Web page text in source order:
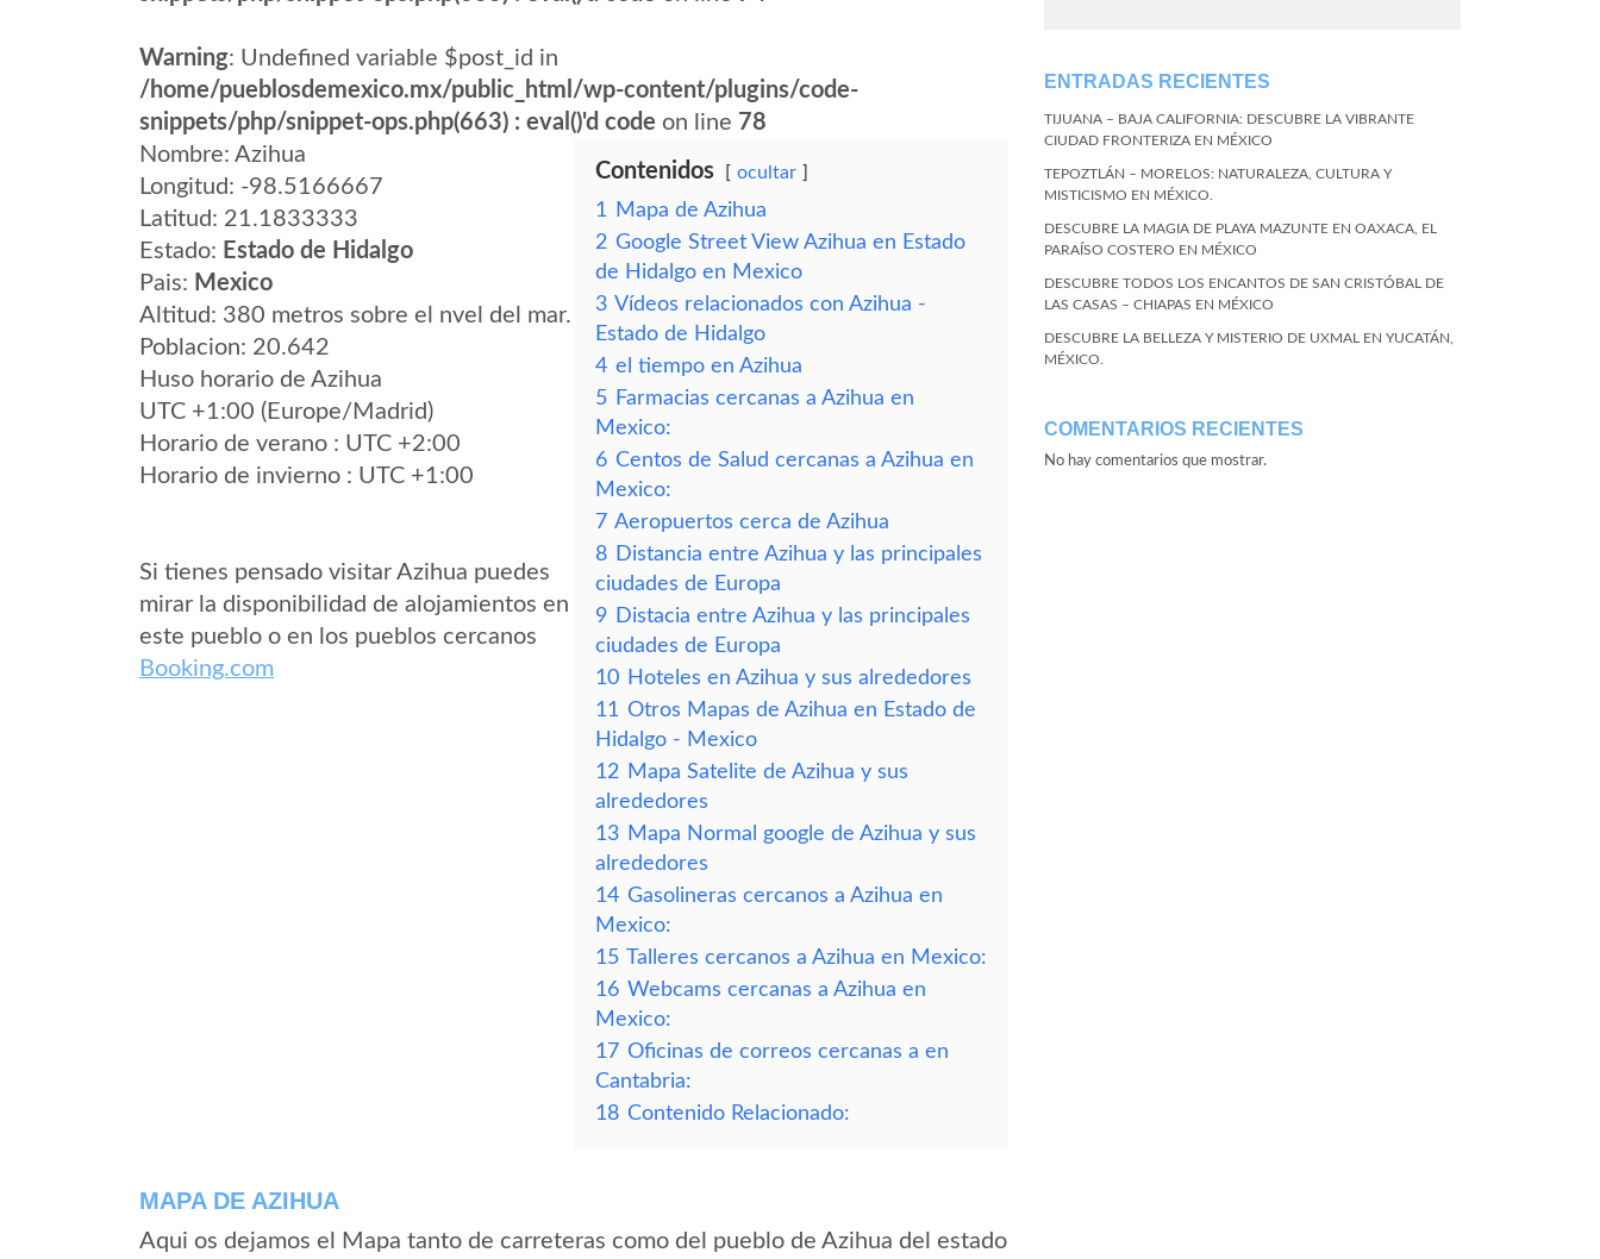
Warning: Undefined variable $post_id in
/home/pueblosdemexico.mx/public_html/wp-content/plugins/code-
snippets/php/snippet-ops.php(663) : eval()'d code on line 78
Nombre: Azihua
Longitud: -98.5166667
Latitud: 21.1833333
Estado: Estado de Hidalgo
Pais: Mexico
Altitud: 380 metros sobre el nvel del mar.
Poblacion: 20.642
Huso horario de Azihua
UTC +1:00 (Europe/Madrid)
Horario de verano : UTC +2:00
Horario de invierno : UTC +1:00
Si tienes pensado visitar Azihua puedes
mirar la disponibilidad de alojamientos en
este pueblo o en los pueblos cercanos
Booking.com
Contenidos ocultar
1
Mapa de Azihua
2 Google Street View Azihua en Estado
de Hidalgo en Mexico
3 Vídeos relacionados con Azihua -
Estado de Hidalgo
4 el tiempo en Azihua
5 Farmacias cercanas a Azihua en
Mexico:
6 Centos de Salud cercanas a Azihua en
Mexico:
7 Aeropuertos cerca de Azihua
8 Distancia entre Azihua y las principales
ciudades de Europa
9 Distacia entre Azihua y las principales
ciudades de Europa
10 Hoteles en Azihua y sus alrededores
11 Otros Mapas de Azihua en Estado de
Hidalgo - Mexico
12 Mapa Satelite de Azihua y sus
alrededores
13 Mapa Normal google de Azihua y sus
alrededores
14 Gasolineras cercanos a Azihua en
Mexico:
15 Talleres cercanos a Azihua en Mexico:
16 Webcams cercanas a Azihua en
Mexico:
17 Oficinas de correos cercanas a en
Cantabria:
18 Contenido Relacionado:
MAPA DE AZIHUA
Aqui os dejamos el Mapa tanto de carreteras como del pueblo de Azihua del estado
ENTRADAS RECIENTES
TIJUANA – BAJA CALIFORNIA: DESCUBRE LA VIBRANTE
CIUDAD FRONTERIZA EN MÉXICO
TEPOZTLÁN – MORELOS: NATURALEZA, CULTURA Y
MISTICISMO EN MÉXICO.
DESCUBRE LA MAGIA DE PLAYA MAZUNTE EN OAXACA, EL
PARAÍSO COSTERO EN MÉXICO
DESCUBRE TODOS LOS ENCANTOS DE SAN CRISTÓBAL DE
LAS CASAS – CHIAPAS EN MÉXICO
DESCUBRE LA BELLEZA Y MISTERIO DE UXMAL EN YUCATÁN,
MÉXICO.
COMENTARIOS RECIENTES
No hay comentarios que mostrar.